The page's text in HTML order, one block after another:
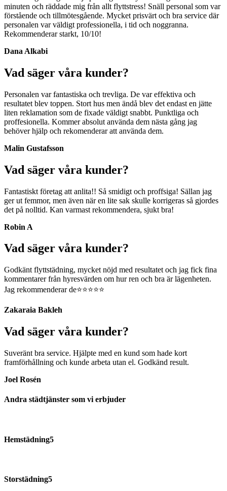
minuten och räddade mig från allt flyttstress! Snäll personal som var
förstående och tillmötesgående. Mycket prisvärt och bra service där
personalen var väldigt professionella, i tid och noggranna.
Rekommenderar starkt, 10/10!
Dana Alkabi
Vad säger våra kunder?
Personalen var fantastiska och trevliga. De var effektiva och
resultatet blev toppen. Stort hus men ändå blev det endast en jätte
liten reklamation som de fixade väldigt snabbt. Punktliga och
proffesionella. Kommer absolut använda dem nästa gång jag
behöver hjälp och rekomenderar att använda dem.
Malin Gustafsson
Vad säger våra kunder?
Fantastiskt företag att anlita!! Så smidigt och proffsiga! Sällan jag
ger ut femmor, men även när en lite sak skulle korrigeras så gjordes
det på nolltid. Kan varmast rekommendera, sjukt bra!
Robin A
Vad säger våra kunder?
Godkänt flyttstädning, mycket nöjd med resultatet och jag fick fina
kommentarer från hyresvärden om hur ren och bra är lägenheten.
Jag rekommenderar de⭐️⭐️⭐️⭐️⭐️
Zakaraia Bakleh
Vad säger våra kunder?
Suveränt bra service. Hjälpte med en kund som hade kort
framförhållning och kunde arbeta utan el. Godkänd result.
Joel Rosén
Andra städtjänster som vi erbjuder
Hemstädning
Storstädning